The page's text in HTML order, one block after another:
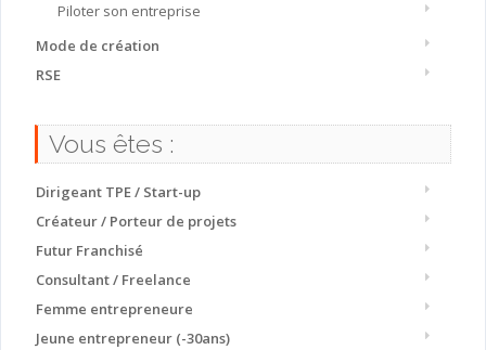
Piloter son entreprise
Mode de création
RSE
Vous êtes :
Dirigeant TPE / Start-up
Créateur / Porteur de projets
Futur Franchisé
Consultant / Freelance
Femme entrepreneure
Jeune entrepreneur (-30ans)